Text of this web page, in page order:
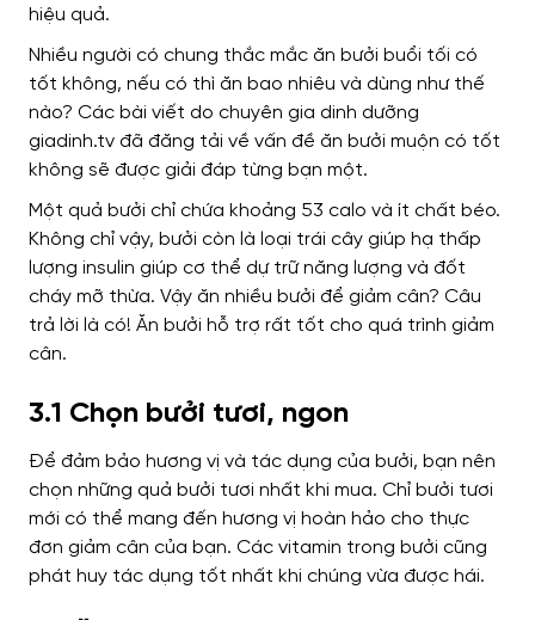
hiệu quả.
Nhiều người có chung thắc mắc ăn bưởi buổi tối có
tốt không, nếu có thì ăn bao nhiêu và dùng như thế
nào? Các bài viết do chuyên gia dinh dưỡng
giadinh.tv đã đăng tải về vấn đề ăn bưởi muộn có tốt
không sẽ được giải đáp từng bạn một.
Một quả bưởi chỉ chứa khoảng 53 calo và ít chất béo.
Không chỉ vậy, bưởi còn là loại trái cây giúp hạ thấp
lượng insulin giúp cơ thể dự trữ năng lượng và đốt
cháy mỡ thừa. Vậy ăn nhiều bưởi để giảm cân? Câu
trả lời là có! Ăn bưởi hỗ trợ rất tốt cho quá trình giảm
cân.
3.1 Chọn bưởi tươi, ngon
Để đảm bảo hương vị và tác dụng của bưởi, bạn nên
chọn những quả bưởi tươi nhất khi mua. Chỉ bưởi tươi
mới có thể mang đến hương vị hoàn hảo cho thực
đơn giảm cân của bạn. Các vitamin trong bưởi cũng
phát huy tác dụng tốt nhất khi chúng vừa được hái.